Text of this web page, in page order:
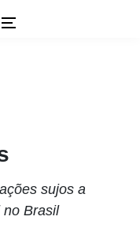
sujos a
no Brasil